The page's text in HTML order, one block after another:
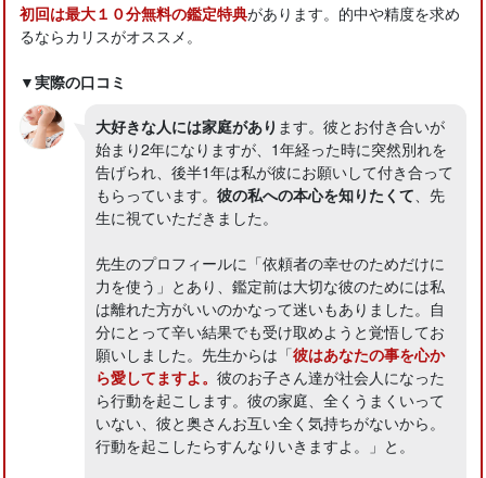
初回は最大１０分無料の鑑定特典があります。的中や精度を求め
るならカリスがオススメ。
▼実際の口コミ
大好きな人には家庭があり ます。彼とお付き合いが
始まり2年になりますが、1年経った時に突然別れを
告げられ、後半1年は私が彼にお願いして付き合って
もらっています。彼の私への本心を知りたくて 、先
生に視ていただきました。
先生のプロフィールに「依頼者の幸せのためだけに
力を使う」とあり、鑑定前は大切な彼のためには私
は離れた方がいいのかなって迷いもありました。自
分にとって辛い結果でも受け取めようと覚悟してお
願いしました。先生からは「彼はあなたの事を心か
ら愛してますよ。彼のお子さん達が社会人になった
ら行動を起こします。彼の家庭、全くうまくいって
いない、彼と奥さんお互い全く気持ちがないから。
行動を起こしたらすんなりいきますよ。」と。